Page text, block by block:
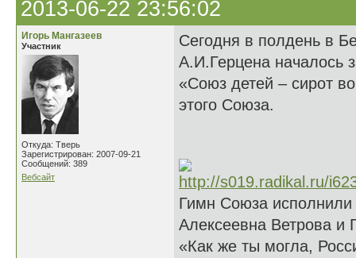
2013-06-22 23:56:02
Игорь Мангазеев
Участник
Откуда: Тверь
Зарегистрирован: 2007-09-21
Сообщений: 389
Вебсайт
Сегодня в полдень в
А.И.Герцена началось
«Союз детей – сирот
этого Союза.
Гимн Союза
Алексеевна Ветрова и
«Как же ты могла,